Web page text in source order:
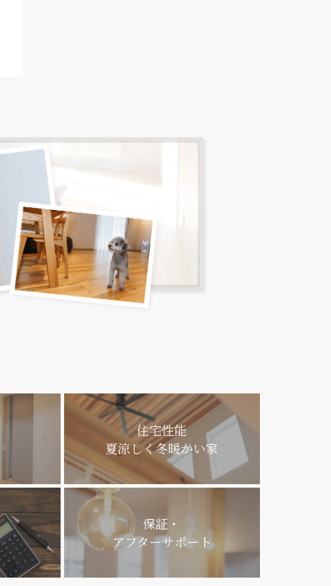
住宅性能
夏涼しく冬暖かい家
保証・
アフターサポート